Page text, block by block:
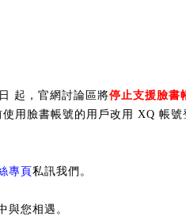
起，官網討論區將停止支援臉書
用臉書帳號的用戶改用 XQ 帳號
專頁私訊我們。
與您相遇。